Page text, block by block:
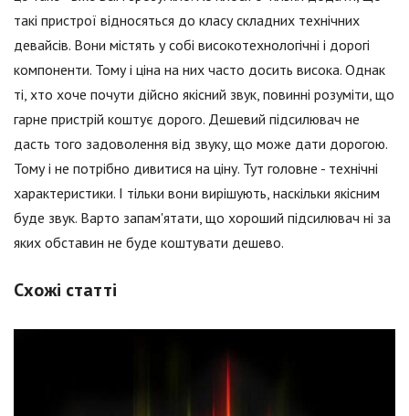
такі пристрої відносяться до класу складних технічних
девайсів. Вони містять у собі високотехнологічні і дорогі
компоненти. Тому і ціна на них часто досить висока. Однак
ті, хто хоче почути дійсно якісний звук, повинні розуміти, що
гарне пристрій коштує дорого. Дешевий підсилювач не
дасть того задоволення від звуку, що може дати дорогою.
Тому і не потрібно дивитися на ціну. Тут головне - технічні
характеристики. І тільки вони вирішують, наскільки якісним
буде звук. Варто запам'ятати, що хороший підсилювач ні за
яких обставин не буде коштувати дешево.
Схожі статті